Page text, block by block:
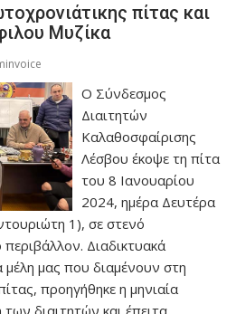
πίτας και
Μυζίκα
Ο Σύνδεσμος
Διαιτητών
Καλαθοσφαίρισης
Λέσβου έκοψε τη πίτα
του 8 Ιανουαρίου
2024, ημέρα Δευτέρα
1), σε στενό
περιβάλλον. Διαδικτυακά
μέλη μας που διαμένουν στη
προηγήθηκε η μηνιαία